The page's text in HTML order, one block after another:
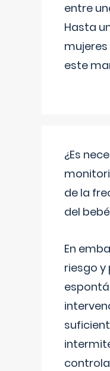
entre
Hasta
este
¿Es
de la
del
En
riesgo